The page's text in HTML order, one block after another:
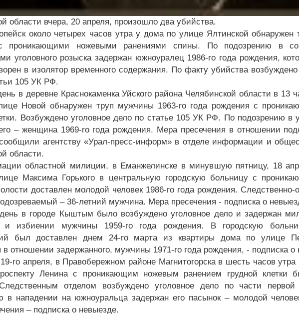
области вчера, 20 апреля, произошло два убийства.
около четырех часов утра у дома по улице Ялтинской обнаружен
проникающими ножевыми ранениями спины. По подозрению в
уголовного розыска задержан южноуралец 1986-го года рождения,
в изолятор временного содержания. По факту убийства возбуждено
105 УК РФ.
в деревне Краснокаменка Уйского района Челябинской области в 13
Новой обнаружен труп мужчины 1963-го года рождения с
Возбуждено уголовное дело по статье 105 УК РФ. По подозрению в
– женщина 1969-го года рождения. Мера пресечения в отношении
агентству «Урал-пресс-информ» в отделе информации и
области.
областной милиции, в Еманжелинске в минувшую пятницу, 18
Максима Горького в центральную городскую больницу с
доставлен молодой человек 1986-го года рождения. Следственно-
– 36-летний мужчина. Мера пресечения - подписка о
в городе Кыштым было возбуждено уголовное дело и задержан
и избиении мужчины 1959-го года рождения. В городскую
был доставлен днем 24-го марта из квартиры дома по улице
в отношении задержанного, мужчины 1971-го года рождения, - подписка о
го апреля, в Правобережном районе Магнитогорска в шесть часов
Ленина с проникающим ножевым ранением грудной клетки
отделом возбуждено уголовное дело по части
в нападении на южноуральца задержан его пасынок – молодой
– подписка о невыезде.